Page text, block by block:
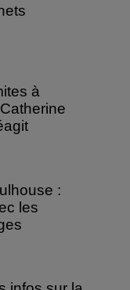
à
:
les